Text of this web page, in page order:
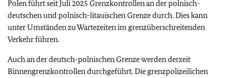
Polen führt seit Juli 2025 Grenzkontrollen an der polnisch-
deutschen und polnisch-litauischen Grenze durch. Dies kann
unter Umständen zu Wartezeiten im grenzüberschreitenden
Verkehr führen.
Auch an der deutsch-polnischen Grenze werden derzeit
Binnengrenzkontrollen durchgeführt. Die grenzpolizeilichen